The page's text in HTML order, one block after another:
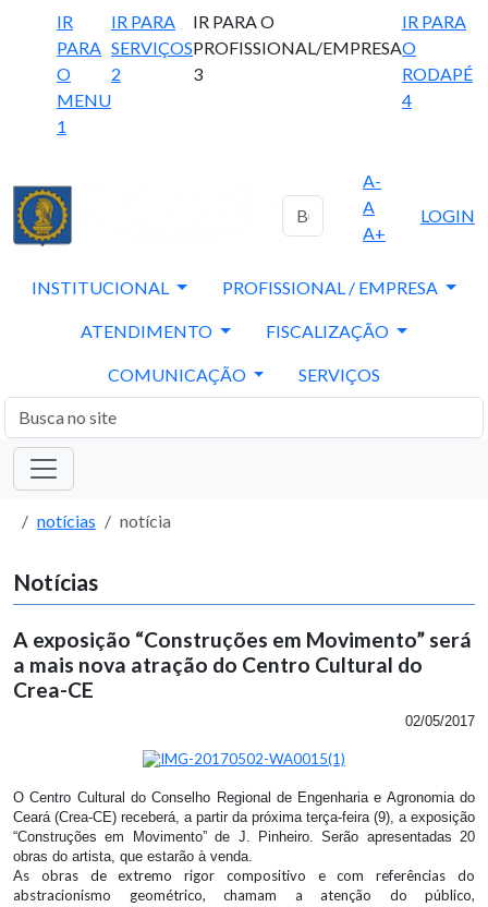
IR
PARA
O
MENU
1
IR PARA
SERVIÇOS
2
IR PARA O
PROFISSIONAL/EMPRESA
3
IR PARA
O
RODAPÉ
4
A-
A
A+
LOGIN
INSTITUCIONAL PROFISSIONAL / EMPRESA
ATENDIMENTO FISCALIZAÇÃO
COMUNICAÇÃO SERVIÇOS
notícias notícia
Notícias
A exposição “Construções em Movimento” será
a mais nova atração do Centro Cultural do
Crea-CE
02/05/2017
O Centro Cultural do Conselho Regional de Engenharia e Agronomia do
Ceará (Crea-CE) receberá, a partir da próxima terça-feira (9), a exposição
“Construções em Movimento” de J. Pinheiro. Serão apresentadas 20
obras do artista, que estarão à venda.
As obras de extremo rigor compositivo e com referências do
abstracionismo geométrico, chamam a atenção do público,